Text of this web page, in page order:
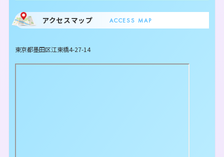
アクセスマップ ACCESS MAP
東京都墨田区江東橋4-27-14